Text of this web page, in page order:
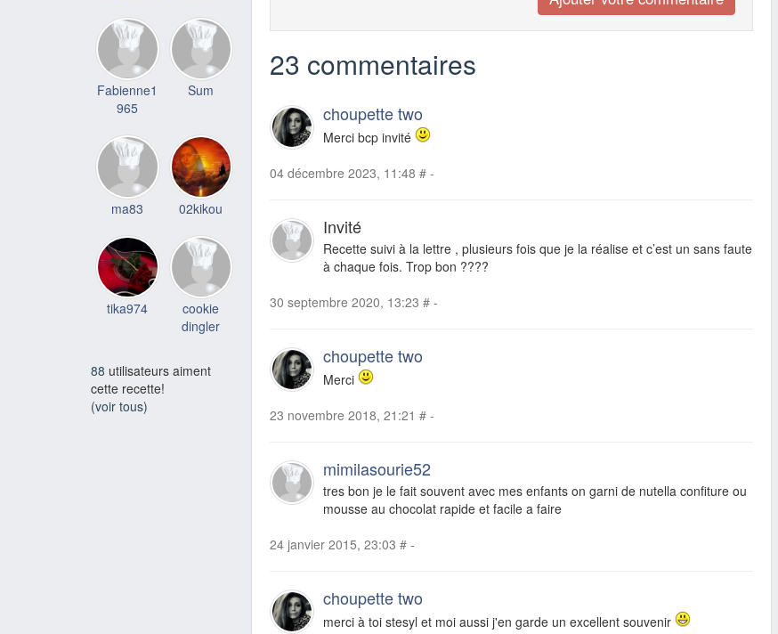
23 commentaires
choupette two
Merci bcp invité
04 décembre 2023, 11:48 # -
Invité
Recette suivi à la lettre , plusieurs fois que je la réalise et c’est un sans faute
à chaque fois. Trop bon ????
30 septembre 2020, 13:23 # -
choupette two
Merci
23 novembre 2018, 21:21 # -
mimilasourie52
tres bon je le fait souvent avec mes enfants on garni de nutella confiture ou
mousse au chocolat rapide et facile a faire
24 janvier 2015, 23:03 # -
choupette two
merci à toi stesyl et moi aussi j'en garde un excellent souvenir
Fabienne1
965
Sum
ma83 02kikou
tika974
cookie
dingler
88 utilisateurs aiment
cette recette!
(voir tous)